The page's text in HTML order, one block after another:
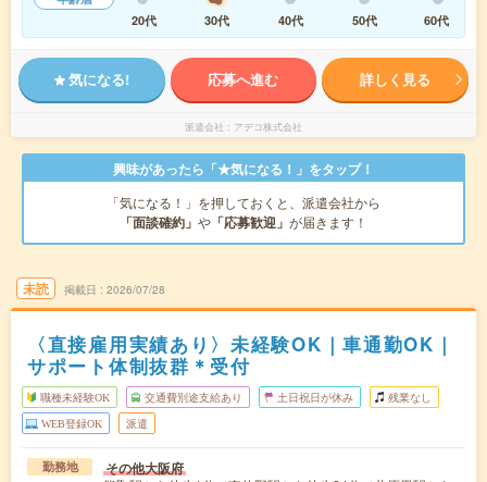
20代
30代 40代 50代 60代
気になる! 応募へ進む 詳しく見る
派遣会社 アデコ株式会社
興味があったら「★気になる！」をタップ！
「気になる！」を押しておくと、派遣会社から
「面談確約」 や 「応募歓迎」 が届きます！
未読 掲載日 2026/07/28
〈直接雇用実績あり〉未経験OK｜車通勤OK｜
サポート体制抜群＊受付
職種未経験OK 交通費別途支給あり 土日祝日が休み 残業なし
WEB登録OK 派遣
勤務地 その他大阪府